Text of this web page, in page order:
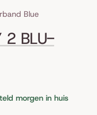
Blue
2 BLU-
morgen in huis